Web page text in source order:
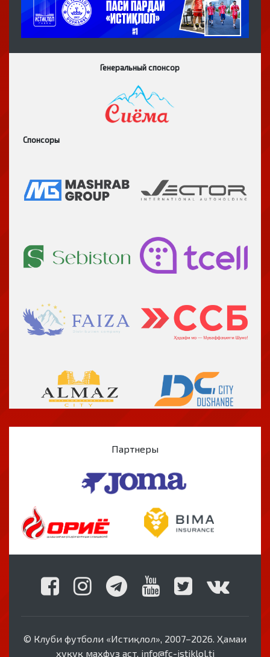
Генеральный спонсор
Спонсоры
Партнеры
© Клуби футболи «Истиқлол», 2007–2026. Ҳамаи
ҳуқуқ маҳфуз аст. info@fc-istiklol.tj